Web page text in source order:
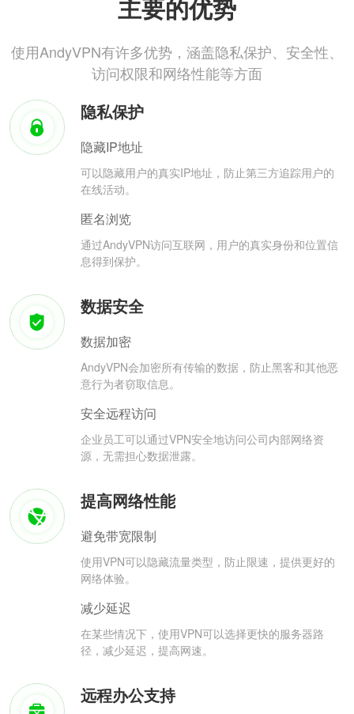
主要的优势
使用AndyVPN有许多优势，涵盖隐私保护、安全性、
访问权限和网络性能等方面
隐私保护
隐藏IP地址
可以隐藏用户的真实IP地址，防止第三方追踪用户的
在线活动。
匿名浏览
通过AndyVPN访问互联网，用户的真实身份和位置信
息得到保护。
数据安全
数据加密
AndyVPN会加密所有传输的数据，防止黑客和其他恶
意行为者窃取信息。
安全远程访问
企业员工可以通过VPN安全地访问公司内部网络资
源，无需担心数据泄露。
提高网络性能
避免带宽限制
使用VPN可以隐藏流量类型，防止限速，提供更好的
网络体验。
减少延迟
在某些情况下，使用VPN可以选择更快的服务器路
径，减少延迟，提高网速。
远程办公支持